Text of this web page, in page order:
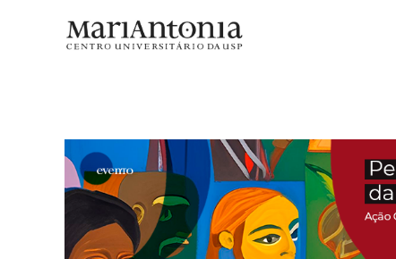
Ação Global pelo Direito de